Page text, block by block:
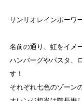
サンリオレインボーワ
名前の通り、虹をイメ
ハンバーグやパスタ、
す！
それぞれ七色のゾーン